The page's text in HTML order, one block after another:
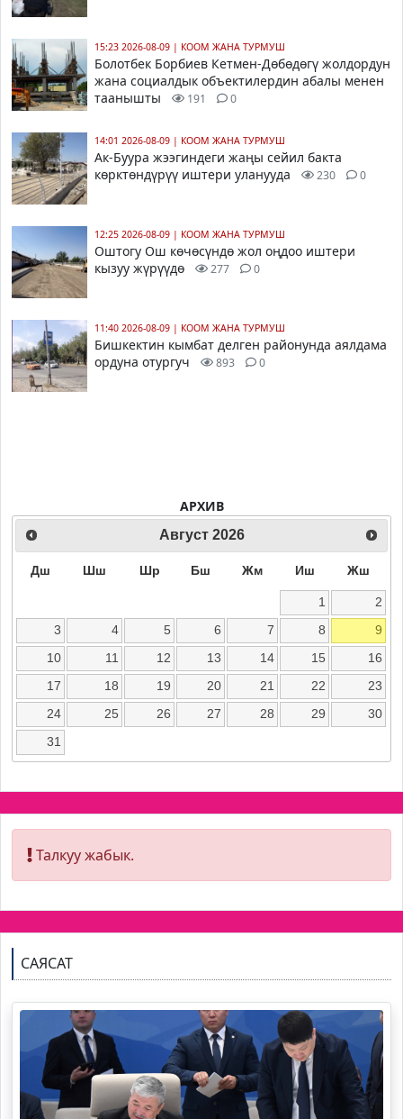
15:23 2026-08-09 | КООМ ЖАНА ТУРМУШ
Болотбек Борбиев Кетмен-Дөбөдөгү жолдордун
жана социалдык объектилердин абалы менен
таанышты
191 0
14:01 2026-08-09 | КООМ ЖАНА ТУРМУШ
Ак-Буура жээгиндеги жаңы сейил бакта
көрктөндүрүү иштери уланууда
230 0
12:25 2026-08-09 | КООМ ЖАНА ТУРМУШ
Оштогу Ош көчөсүндө жол оңдоо иштери
кызуу жүрүүдө
277 0
11:40 2026-08-09 | КООМ ЖАНА ТУРМУШ
Бишкектин кымбат делген районунда аялдама
ордуна отургуч
893 0
АРХИВ
Август 2026
Дш Шш Шр Бш Жм Иш Жш
1
2
3
4 5 6 7 8
9
10
11 12 13 14 15
16
17
18 19 20 21 22
23
24
25 26 27 28 29
30
31
Талкуу жабык.
САЯСАТ